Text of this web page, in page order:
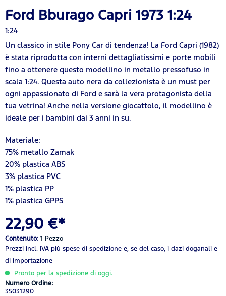
Ford Bburago Capri 1973 1:24
1:24
Un classico in stile Pony Car di tendenza! La Ford Capri (1982)
è stata riprodotta con interni dettagliatissimi e porte mobili
fino a ottenere questo modellino in metallo pressofuso in
scala 1:24. Questa auto nera da collezionista è un must per
ogni appassionato di Ford e sarà la vera protagonista della
tua vetrina! Anche nella versione giocattolo, il modellino è
ideale per i bambini dai 3 anni in su.
Materiale:
75% metallo Zamak
20% plastica ABS
3% plastica PVC
1% plastica PP
1% plastica GPPS
22,90 €*
Contenuto: 1 Pezzo
Prezzi incl. IVA più spese di spedizione e, se del caso, i dazi doganali e
di importazione
Pronto per la spedizione di oggi.
Numero Ordine:
35031290